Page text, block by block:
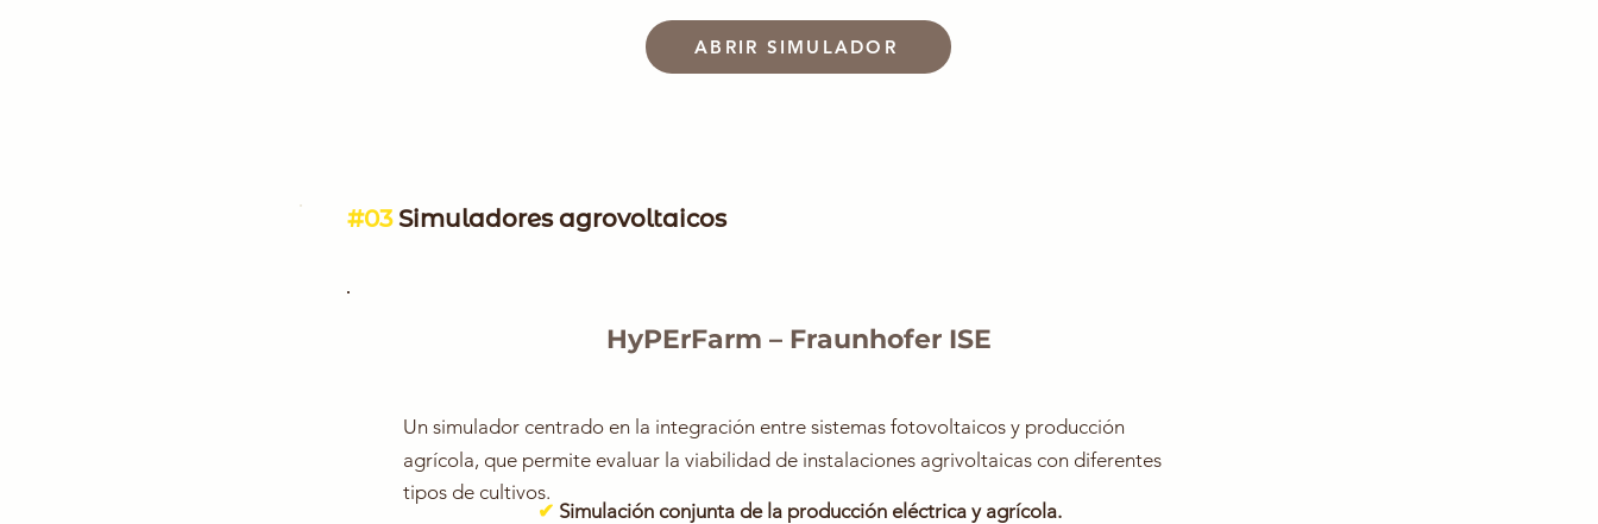
ABRIR SIMULADOR
HyPErFarm – Fraunhofer ISE​​​
Un simulador centrado en la integración entre sistemas fotovoltaicos y producción
agrícola, que permite evaluar la viabilidad de instalaciones agrivoltaicas con diferentes
tipos de cultivos.
✔ Simulación conjunta de la producción eléctrica y agrícola.
#03 Simuladores agrovoltaicos